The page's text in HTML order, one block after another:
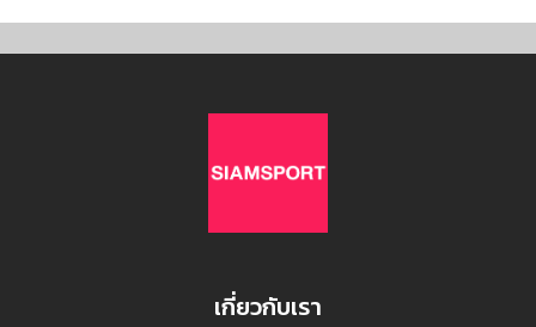
เกี่ยวกับเรา